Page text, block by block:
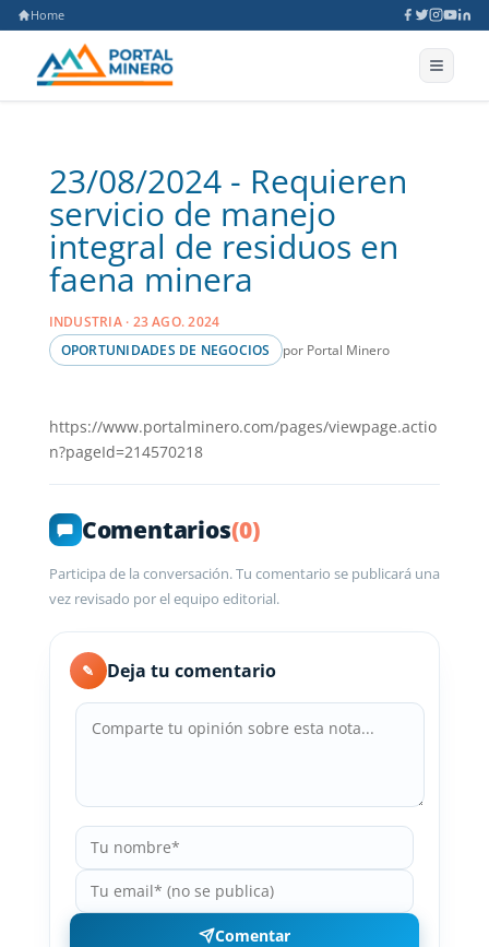
Home
23/08/2024 - Requieren
servicio de manejo
integral de residuos en
faena minera
INDUSTRIA · 23 AGO. 2024
OPORTUNIDADES DE NEGOCIOS
por Portal Minero
https://www.portalminero.com/pages/viewpage.actio
n?pageId=214570218
Comentarios(0)
Participa de la conversación. Tu comentario se publicará una
vez revisado por el equipo editorial.
✎ Deja tu comentario
Comentar